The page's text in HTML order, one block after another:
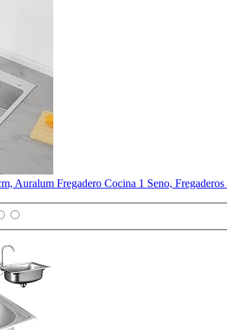
Auralum Fregadero Cocina 1 Seno,